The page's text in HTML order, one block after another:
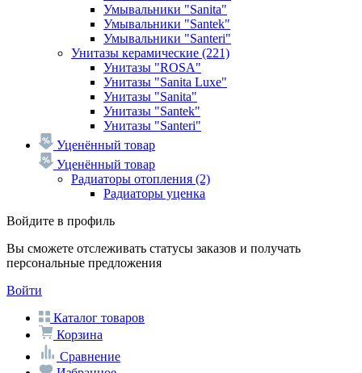
Умывальники "Sanita"
Умывальники "Santek"
Умывальники "Santeri"
Унитазы керамические (221)
Унитазы "ROSA"
Унитазы "Sanita Luxe"
Унитазы "Sanita"
Унитазы "Santek"
Унитазы "Santeri"
Уценённый товар
Уценённый товар
Радиаторы отопления (2)
Радиаторы уценка
Войдите в профиль
Вы сможете отслеживать статусы заказов и получать
персональные предложения
Войти
Каталог товаров
Корзина
Сравнение